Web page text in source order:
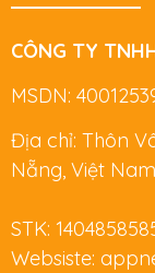
CÔNG TY
MSDN:
Địa chỉ: Thôn
Nẵng, Việt Nam
STK:
Websiste: